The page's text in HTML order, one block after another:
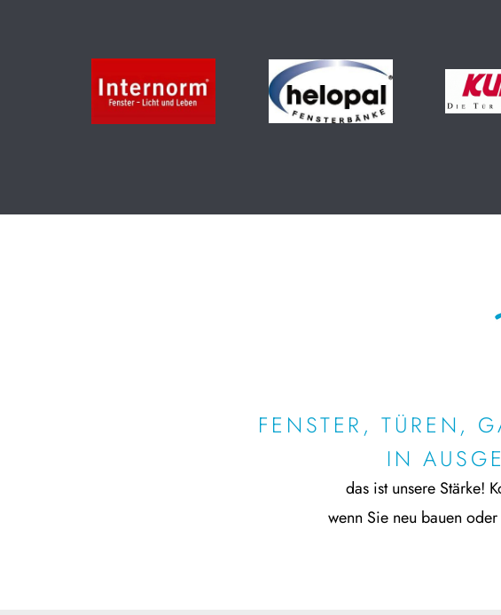
FENSTER, TÜREN,
IN
das ist unsere Stärke!
wenn Sie neu bauen